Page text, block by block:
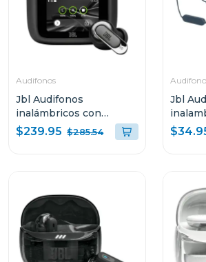
Audifonos
Jbl Audifonos
inalámbricos con
cancelación de ruido
tour pro 3 color negro
$239.95 $285.54
Jbl
run 2